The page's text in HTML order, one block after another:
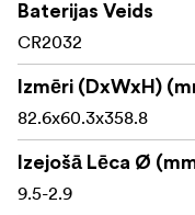
1/10 MIL
Fiksējoša 2-
fiksatoru
8 MIL
Maksimālā
Baterijas Veids
CR2032
Izmēri (DxWxH)
82.6x60.3x358.8
Izejošā Lēca Ø
9.5-2.9